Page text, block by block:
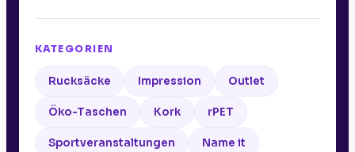
KATEGORIEN
Rucksäcke Impression Outlet
Öko-Taschen Kork rPET
Sportveranstaltungen Name it